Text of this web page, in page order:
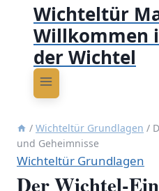
Wichteltür
Willkommen
der Wichtel
/ Wichteltür Grundlagen /
und Geheimnisse
Wichteltür Grundlagen
Der Wichtel-